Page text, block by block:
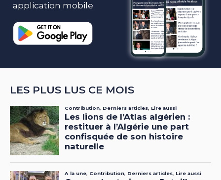
application mobile
LES PLUS LUS CE MOIS